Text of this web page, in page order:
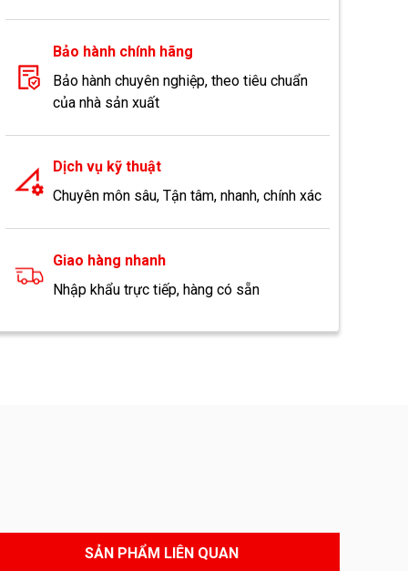
Bảo hành chính hãng
Bảo hành chuyên nghiệp, theo tiêu chuẩn
của nhà sản xuất
Dịch vụ kỹ thuật
Chuyên môn sâu, Tận tâm, nhanh, chính xác
Giao hàng nhanh
Nhập khẩu trực tiếp, hàng có sẵn
SẢN PHẨM LIÊN QUAN